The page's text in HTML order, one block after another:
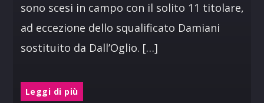
sono scesi in campo con il solito 11 titolare,
ad eccezione dello squalificato Damiani
sostituito da Dall’Oglio. […]
Leggi di più